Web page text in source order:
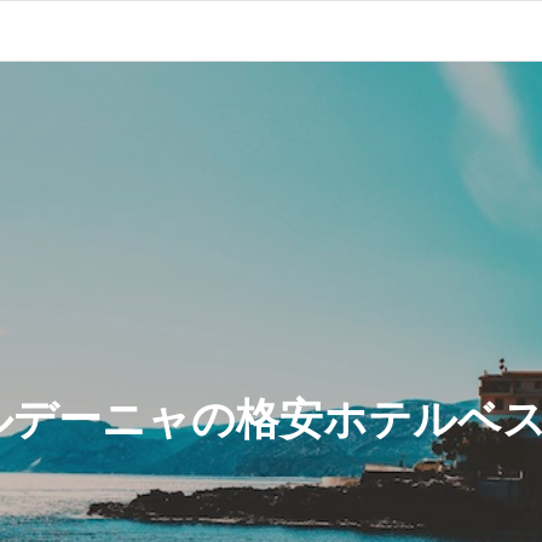
デーニャの格安ホテルベ